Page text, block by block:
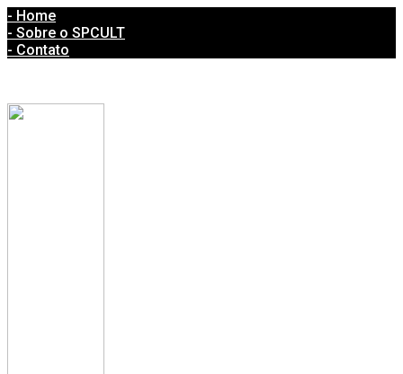
- Home
- Sobre o SPCULT
- Contato